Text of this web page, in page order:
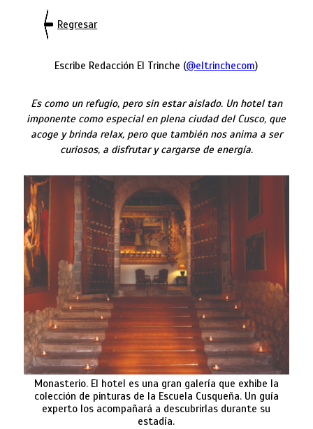
Regresar
Escribe Redacción El Trinche (@eltrinchecom)
Es como un refugio, pero sin estar aislado. Un hotel tan
imponente como especial en plena ciudad del Cusco, que
acoge y brinda relax, pero que también nos anima a ser
curiosos, a disfrutar y cargarse de energía.
Monasterio. El hotel es una gran galería que exhibe la
colección de pinturas de la Escuela Cusqueña. Un guía
experto los acompañará a descubrirlas durante su
estadía.